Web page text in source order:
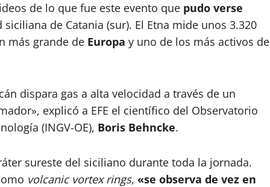
de lo que fue este evento que pudo verse
siciliana de Catania (sur). El Etna mide unos 3.320
más grande de Europa y uno de los más activos de
dispara gas a alta velocidad a través de un
explicó a EFE el científico del Observatorio
(INGV-OE), Boris Behncke.
sureste del siciliano durante toda la jornada.
volcanic vortex rings, «se observa de vez en